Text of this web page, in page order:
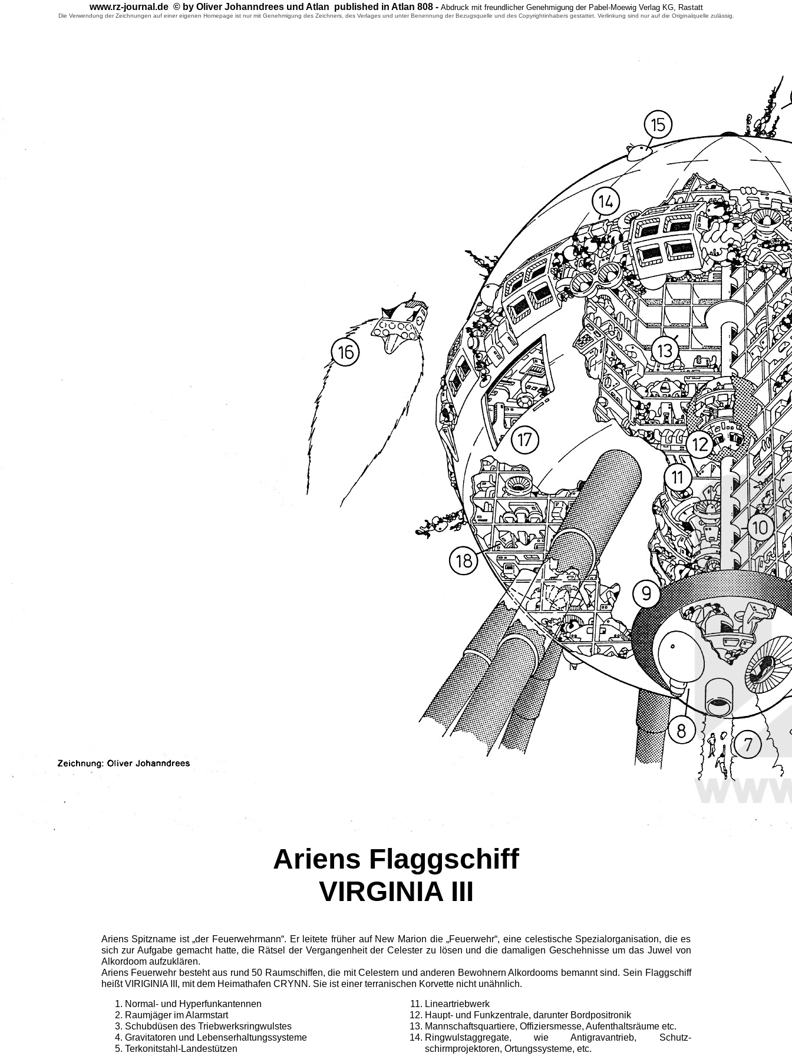
www.rz-journal.de © by Oliver Johanndrees und Atlan published in Atlan 808 - Abdruck mit freundlicher Genehmigung der Pabel-Moewig Verlag KG, Rastatt
Die Verwendung der Zeichnungen auf einer eigenen Homepage ist nur mit Genehmigung des Zeichners, des Verlages und unter Benennung der Bezugsquelle und des Copyrightinhabers gestattet. Verlinkung sind nur auf die Originalquelle zulässig.
Ariens Flaggschiff
VIRGINIA III
Ariens Spitzname ist „der Feuerwehrmann“. Er leitete früher auf New Marion die „Feuerwehr“, eine celestische Spezialorganisation, die es
sich zur Aufgabe gemacht hatte, die Rätsel der Ver­gangenheit der Celester zu lösen und die dama­ligen Geschehnisse um das Juwel von
Alkordoom aufzuklären.
Ariens Feuerwehr besteht aus rund 50 Raum­schiffen, die mit Celestern und anderen Bewoh­nern Alkordooms bemannt sind. Sein Flaggschiff
heißt VIRIGINIA III, mit dem Heimathafen CRYNN. Sie ist einer terranischen Korvette nicht unähnlich.
Normal- und Hyperfunkantennen
Raumjäger im Alarmstart
Schubdüsen des Triebwerksringwulstes
Gravitatoren und Lebenserhaltungssysteme
Terkonitstahl-Landestützen
Lineartriebwerk
Haupt- und Funkzentrale, darunter Bordpositronik
Mannschaftsquartiere, Offiziersmesse, Aufenthalts­räume etc.
Ringwulstaggregate, wie Antigravantrieb, Schutz­
schirmprojektoren, Ortungssysteme, etc.